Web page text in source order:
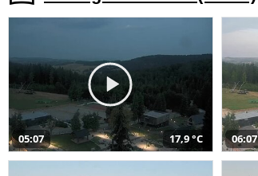
05:07 17,9 °C 06:07